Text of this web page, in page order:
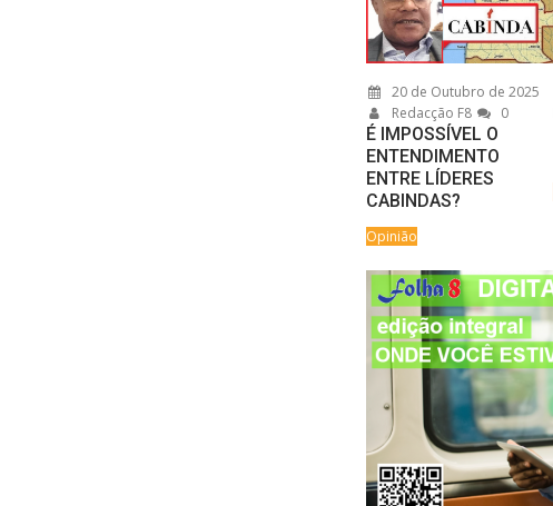
20 de Outubro de 2025
Redacção F8
0
É IMPOSSÍVEL O
ENTENDIMENTO
ENTRE LÍDERES
CABINDAS?
Opinião